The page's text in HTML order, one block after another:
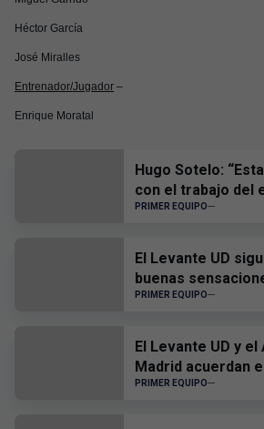
Héctor García
José Miralles
Entrenador/Jugador –
Enrique Moratal
Hugo Sotelo:
con el trabajo del
PRIMER EQUIPO
El Levante UD
buenas
PRIMER EQUIPO
El Levante UD y
Madrid acuerdan
Edgar Alcañiz
PRIMER EQUIPO